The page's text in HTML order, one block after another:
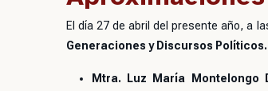
El día 27 de abril del presente año, a
Generaciones y Discursos
Mtra. Luz María Montelongo